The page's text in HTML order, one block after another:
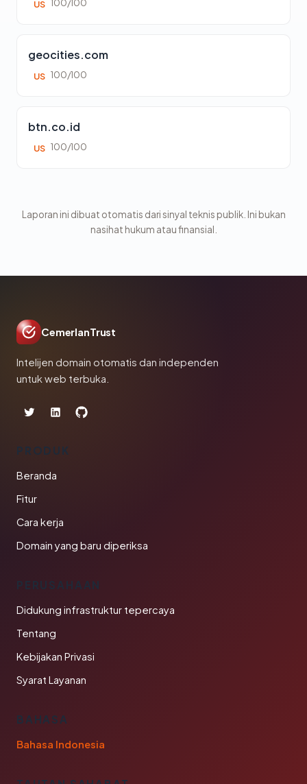
US 100/100
geocities.com
US 100/100
btn.co.id
US 100/100
Laporan ini dibuat otomatis dari sinyal teknis publik. Ini bukan
nasihat hukum atau finansial.
CemerlanTrust
Intelijen domain otomatis dan independen
untuk web terbuka.
PRODUK
Beranda
Fitur
Cara kerja
Domain yang baru diperiksa
PERUSAHAAN
Didukung infrastruktur tepercaya
Tentang
Kebijakan Privasi
Syarat Layanan
BAHASA
Bahasa Indonesia